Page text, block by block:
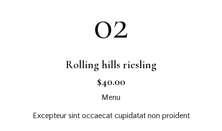
02
Rolling hills riesling
$40.00
Menu
Excepteur sint occaecat cupidatat non proident